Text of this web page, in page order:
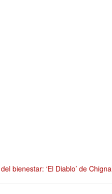
bienestar: ‘El Diablo’ de